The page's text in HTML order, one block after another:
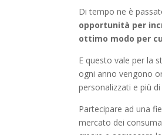
Di tempo ne è
opportunità per
ottimo modo per
E questo vale per la
ogni anno vengono
personalizzati e più
Partecipare ad una
mercato dei